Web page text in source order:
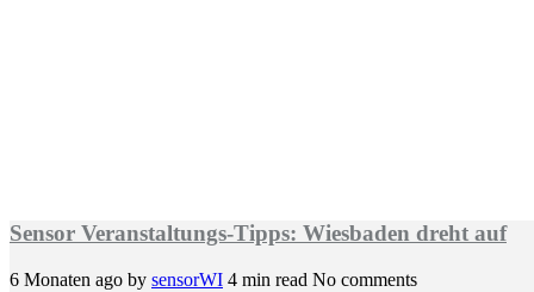
Sensor Veranstaltungs-Tipps: Wiesbaden dreht auf
6 Monaten ago by sensorWI 4 min read No comments